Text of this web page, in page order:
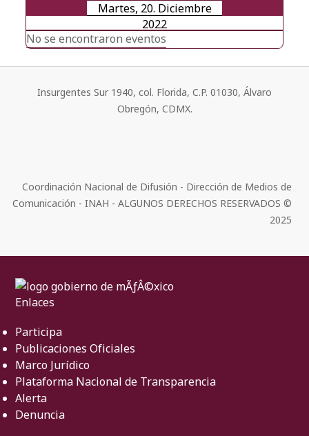
Martes, 20. Diciembre
2022
No se encontraron eventos
Insurgentes Sur 1940, col. Florida, C.P. 01030, Álvaro
Obregón, CDMX.
Coordinación Nacional de Difusión - Dirección de Medios de
Comunicación - INAH - ALGUNOS DERECHOS RESERVADOS ©
2025
Enlaces
Participa
Publicaciones Oficiales
Marco Jurídico
Plataforma Nacional de Transparencia
Alerta
Denuncia